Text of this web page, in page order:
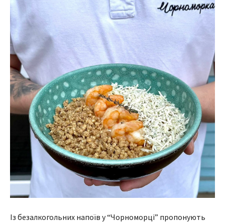
Із безалкогольних напоїв у “Чорноморці” пропонують